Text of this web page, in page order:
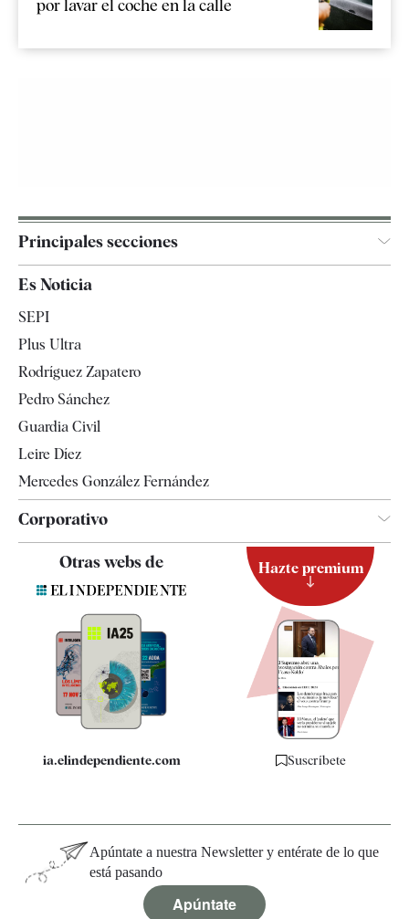
por lavar el coche en la calle
Principales secciones
Televisión
Es Noticia
SEPI
Plus Ultra
Rodríguez Zapatero
Pedro Sánchez
Guardia Civil
Leire Díez
Mercedes González Fernández
Corporativo
Quiénes somos
Especificaciones
Otras webs de
ia.elindependiente.com
Hazte premium
Suscríbete
Apúntate a nuestra Newsletter y entérate de lo que
está pasando
Apúntate